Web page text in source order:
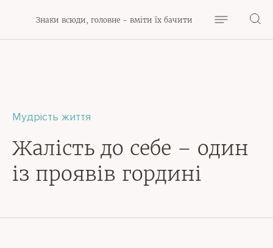
Знаки всюди, головне - вміти їх бачити
Мудрість життя
Жалість до себе – один
із проявів гордині